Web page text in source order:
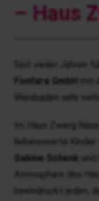
– Haus
Seit vielen Jahren
Fonfara
GmbH
Wiesbaden sehr
Im Haus Zwerg
liebenswerte
Sabine Schenk
Atmosphäre des
beeindruckt jeden,